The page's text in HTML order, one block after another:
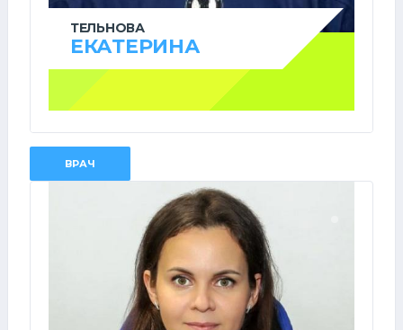
ТЕЛЬНОВА
ЕКАТЕРИНА
ВРАЧ